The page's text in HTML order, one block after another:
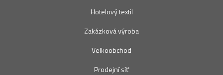
Hotelový textil
Zakázková výroba
Velkoobchod
Prodejní síť